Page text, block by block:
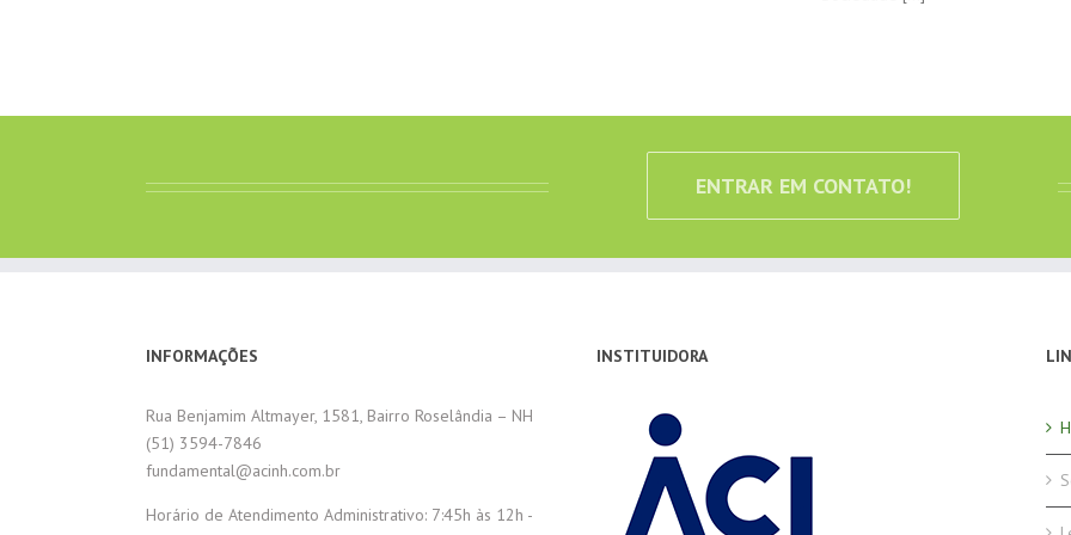
ENTRAR EM CONTATO!
INFORMAÇÕES
Rua Benjamim Altmayer, 1581, Bairro Roselândia – NH
(51) 3594-7846
fundamental@acinh.com.br
Horário de Atendimento Administrativo: 7:45h às 12h -
INSTITUIDORA